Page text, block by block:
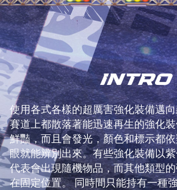
INTRO
使用各式各樣的超厲害強化裝備邁
賽道上都散落著能迅速再生的強化
鮮豔，而且會發光，顏色和標示都
眼就能辨別出來。有些強化裝備以
代表會出現隨機物品，而其他類型
在固定位置。 同時間只能持有一種